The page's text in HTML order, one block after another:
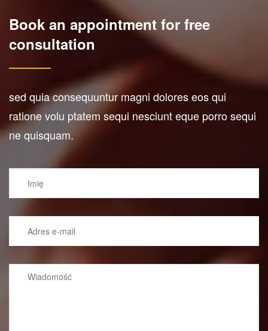
Book an appointment for free
consultation
sed quia consequuntur magni dolores eos qui
ratione volu ptatem sequi nesciunt eque porrosequi
ne quisquam.